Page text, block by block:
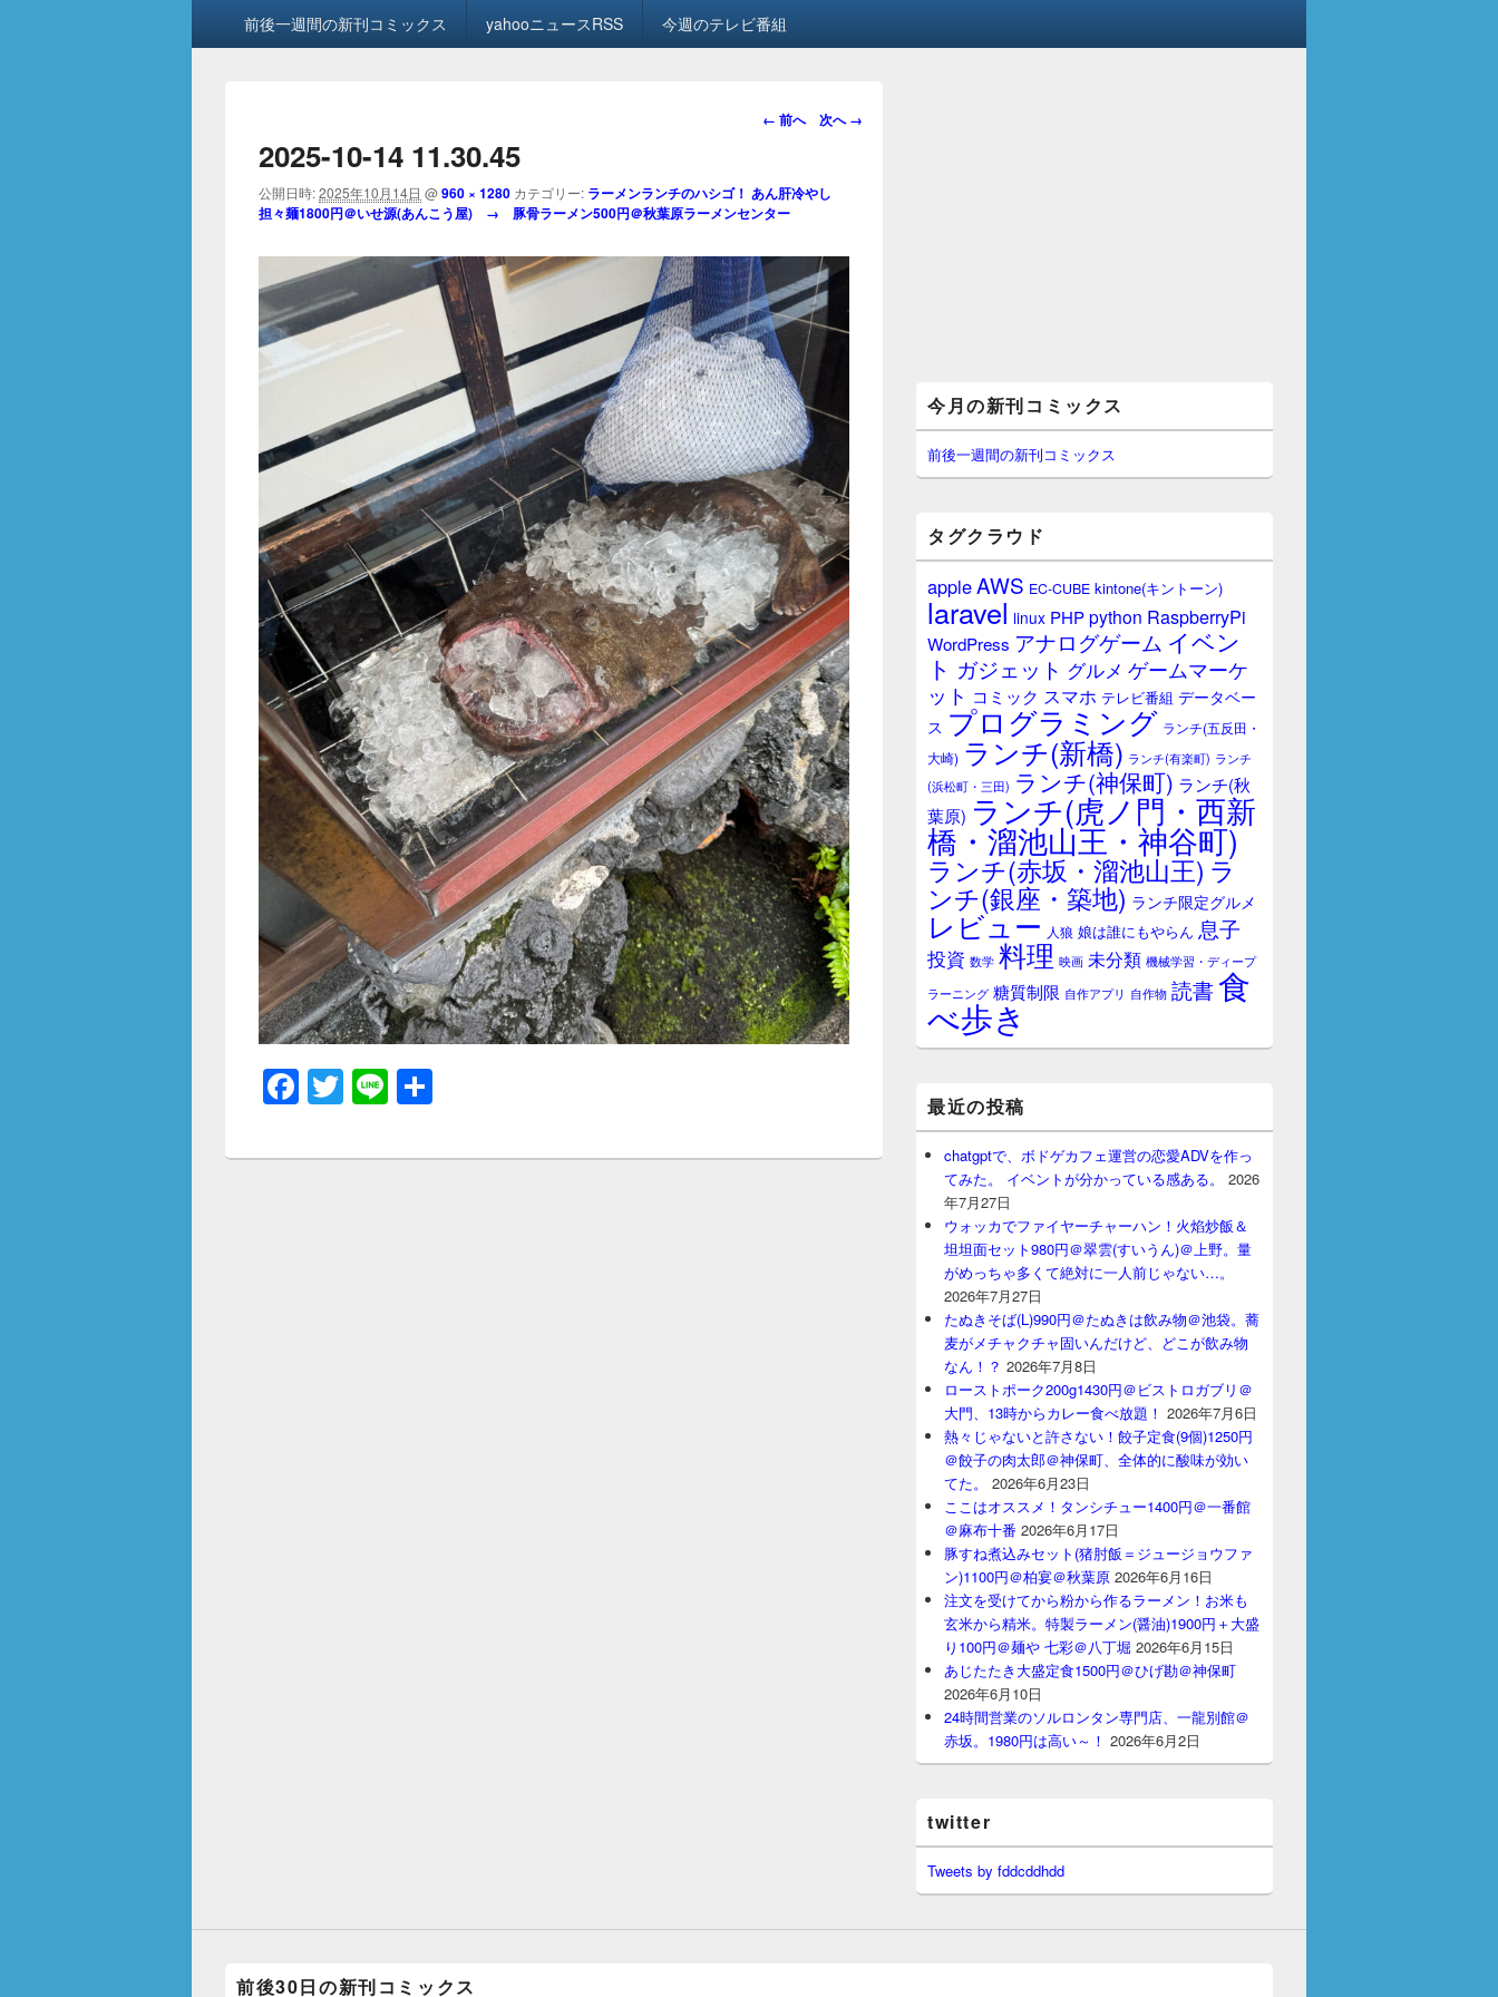
前後一週間の新刊コミックス yahooニュースRSS 今週のテレビ番組
画
ビ
ゲ
シ
ョ
ン
← 前へ 次へ →
2025-10-14 11.30.45
公開日時:2025年10月14日 @960 × 1280 カテゴリー: ラーメンランチのハシゴ！ あん肝冷やし
担々麺1800円＠いせ源(あんこう屋) → 豚骨ラーメン500円＠秋葉原ラーメンセンター
F
c
T
tt
Li
e
イ
ン
サ
イ
ー
ジ
ッ
ト
今月の新刊コミックス
前後一週間の新刊コミックス
タグクラウド
appleAWS EC-CUBE kintone(キントーン)
laravel linux PHPpython RaspberryPi
WordPress アナログゲーム イベン
ト ガジェット グルメ ゲームマーケ
ット コミック スマホ テレビ番組 データベー
ス プログラミング ランチ(五反田・
大崎) ランチ(新橋) ランチ(有楽町) ランチ
(浜松町・三田) ランチ(神保町) ランチ(秋
葉原) ランチ(虎ノ門・西新
橋・溜池山王・神谷町)
ランチ(赤坂・溜池山王) ラ
ンチ(銀座・築地) ランチ限定グルメ
レビュー 人狼 娘は誰にもやらん 息子
投資 数学 料理 映画 未分類 機械学習・ディープ
ラーニング 糖質制限 自作アプリ 自作物 読書食
べ歩き
最近の投稿
chatgptで、ボドゲカフェ運営の恋愛ADVを作っ
てみた。 イベントが分かっている感ある。
2026
年7月27日
ウォッカでファイヤーチャーハン！火焰炒飯＆
坦坦面セット980円＠翠雲(すいうん)＠上野。量
がめっちゃ多くて絶対に一人前じゃない…。
2026年7月27日
たぬきそば(L)990円＠たぬきは飲み物＠池袋。蕎
麦がメチャクチャ固いんだけど、どこが飲み物
なん！？ 2026年7月8日
ローストポーク200g1430円＠ビストロガブリ＠
大門、13時からカレー食べ放題！ 2026年7月6日
熱々じゃないと許さない！餃子定食(9個)1250円
＠餃子の肉太郎＠神保町、全体的に酸味が効い
てた。
2026年6月23日
ここはオススメ！タンシチュー1400円＠一番館
＠麻布十番 2026年6月17日
豚すね煮込みセット(猪肘飯＝ジュージョウファ
ン)1100円＠柏宴＠秋葉原 2026年6月16日
注文を受けてから粉から作るラーメン！お米も
玄米から精米。特製ラーメン(醤油)1900円＋大盛
り100円＠麺や 七彩＠八丁堀 2026年6月15日
あじたたき大盛定食1500円＠ひげ勘＠神保町
2026年6月10日
24時間営業のソルロンタン専門店、一龍別館＠
赤坂。1980円は高い～！ 2026年6月2日
twitter
Tweets by fddcddhdd
前後30日の新刊コミックス